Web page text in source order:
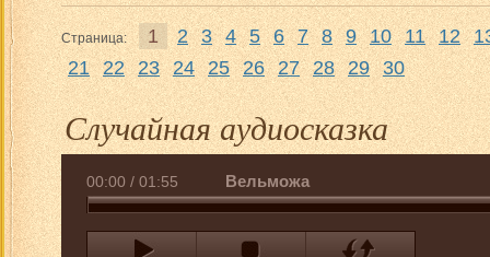
Страница: 1 2 3 4 5 6 7 8 9 10 11 12
21 22 23 24 25 26 27 28 29 30
Случайная аудиосказка
00:00 / 01:55 Вельможа